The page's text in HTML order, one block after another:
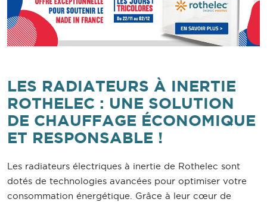
LES RADIATEURS À INERTIE
ROTHELEC : UNE SOLUTION
DE CHAUFFAGE ÉCONOMIQUE
ET RESPONSABLE !
Les radiateurs électriques à inertie de Rothelec sont
dotés de technologies avancées pour optimiser votre
consommation énergétique. Grâce à leur cœur de